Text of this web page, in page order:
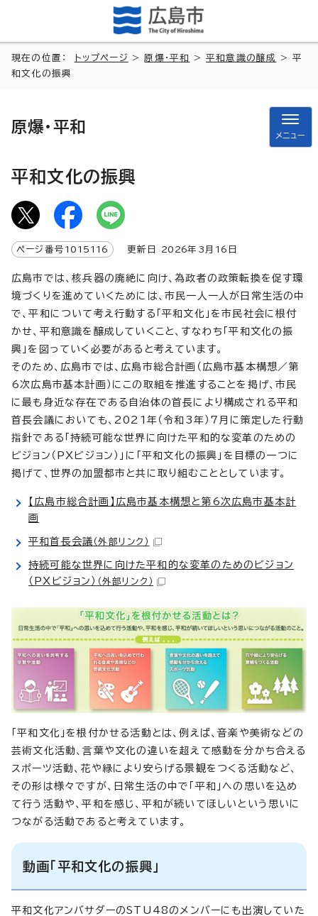
現在の位置： トップページ >原爆・平和 >平和意識の醸成
> 平
和文化の振興
原爆・平和
メニュー
平和文化の振興
ページ番号 1015116 更新日 2026年3月 16 日
広島市では、核兵器の廃絶に向け、為政者の政策転換を促す環
境づくりを進めていくためには、市民一人一人が日常生活の中
で、平和について考え行動する「平和文化」を市民社会に根付
かせ、平和意識を醸成していくこと、すなわち「平和文化の振
興」を図っていく必要があると考えています。
そのため、広島市では、広島市総合計画（広島市基本構想／第
6次広島市基本計画）にこの取組を推進することを掲げ、市民
に最も身近な存在である自治体の首長により構成される平和
首長会議においても、2021年（令和3年）7月に策定した行動
指針である「持続可能な世界に向けた平和的な変革のための
ビジョン（PXビジョン）」に「平和文化の振興」を目標の一つに
掲げて、世界の加盟都市と共に取り組むこととしています。
【広島市総合計画】広島市基本構想と第6次広島市基本計
画
平和首長会議 （外部リンク）
持続可能な世界に向けた平和的な変革のためのビジョン
（PXビジョン） （外部リンク）
「平和文化」を根付かせる活動とは、例えば、音楽や美術などの
芸術文化活動、言葉や文化の違いを超えて感動を分かち合える
スポーツ活動、花や緑により安らげる景観をつくる活動など、
その形は様々ですが、日常生活の中で「平和」への思いを込め
て行う活動や、平和を感じ、平和が続いてほしいという思いに
つながる活動であると考えています。
動画「平和文化の振興」
平和文化アンバサダーのSTU48のメンバーにも出演していた